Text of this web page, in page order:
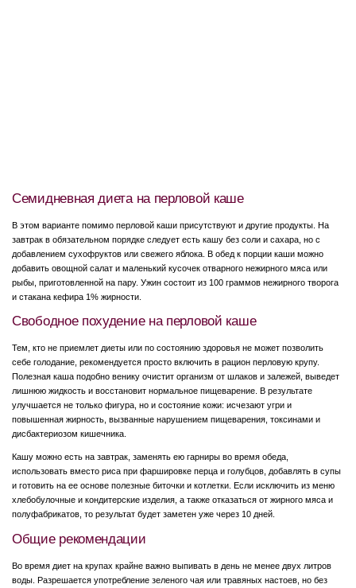
Семидневная диета на перловой каше
В этом варианте помимо перловой каши присутствуют и другие продукты. На
завтрак в обязательном порядке следует есть кашу без соли и сахара, но с
добавлением сухофруктов или свежего яблока. В обед к порции каши можно
добавить овощной салат и маленький кусочек отварного нежирного мяса или
рыбы, приготовленной на пару. Ужин состоит из 100 граммов нежирного творога
и стакана кефира 1% жирности.
Свободное похудение на перловой каше
Тем, кто не приемлет диеты или по состоянию здоровья не может позволить
себе голодание, рекомендуется просто включить в рацион перловую крупу.
Полезная каша подобно венику очистит организм от шлаков и залежей, выведет
лишнюю жидкость и восстановит нормальное пищеварение. В результате
улучшается не только фигура, но и состояние кожи: исчезают угри и
повышенная жирность, вызванные нарушением пищеварения, токсинами и
дисбактериозом кишечника.
Кашу можно есть на завтрак, заменять ею гарниры во время обеда,
использовать вместо риса при фаршировке перца и голубцов, добавлять в супы
и готовить на ее основе полезные биточки и котлетки. Если исключить из меню
хлебобулочные и кондитерские изделия, а также отказаться от жирного мяса и
полуфабрикатов, то результат будет заметен уже через 10 дней.
Общие рекомендации
Во время диет на крупах крайне важно выпивать в день не менее двух литров
воды. Разрешается употребление зеленого чая или травяных настоев, но без